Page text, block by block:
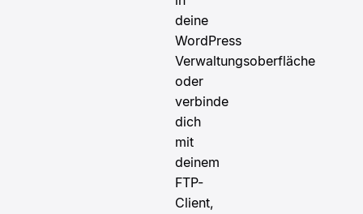
deine
WordPress
Verwaltungsoberfläche
oder
verbinde
dich
mit
deinem
FTP-
Client,